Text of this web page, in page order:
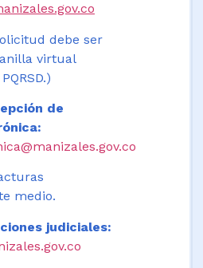
debe ser
virtual
de
medio.
judiciales: